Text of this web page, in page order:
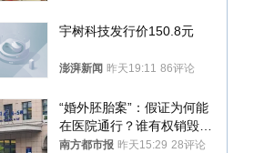
宇树科技发行价150.8元
澎湃新闻 昨天19:11 86评论
“婚外胚胎案”：假证为何能
在医院通行？谁有权销毁胚
胎？
南方都市报 昨天15:29 28评论